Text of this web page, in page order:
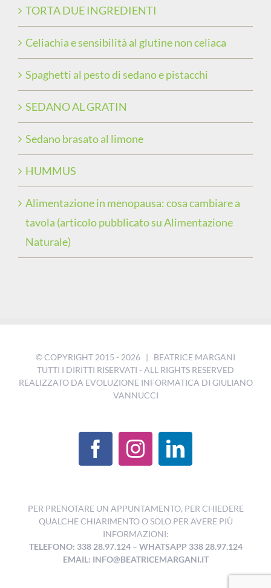
TORTA DUE INGREDIENTI
Celiachia e sensibilità al glutine non celiaca
Spaghetti al pesto di sedano e pistacchi
SEDANO AL GRATIN
Sedano brasato al limone
HUMMUS
Alimentazione in menopausa: cosa cambiare a
tavola (articolo pubblicato su Alimentazione
Naturale)
© COPYRIGHT 2015 - 2026 | BEATRICE MARGANI
TUTTI I DIRITTI RISERVATI - ALL RIGHTS RESERVED
REALIZZATO DA EVOLUZIONE INFORMATICA DI GIULIANO
VANNUCCI
PER PRENOTARE UN APPUNTAMENTO, PER CHIEDERE
QUALCHE CHIARIMENTO O SOLO PER AVERE PIÙ
INFORMAZIONI:
TELEFONO: 338 28.97.124– WHATSAPP 338 28.97.124
EMAIL: INFO@BEATRICEMARGANI.IT